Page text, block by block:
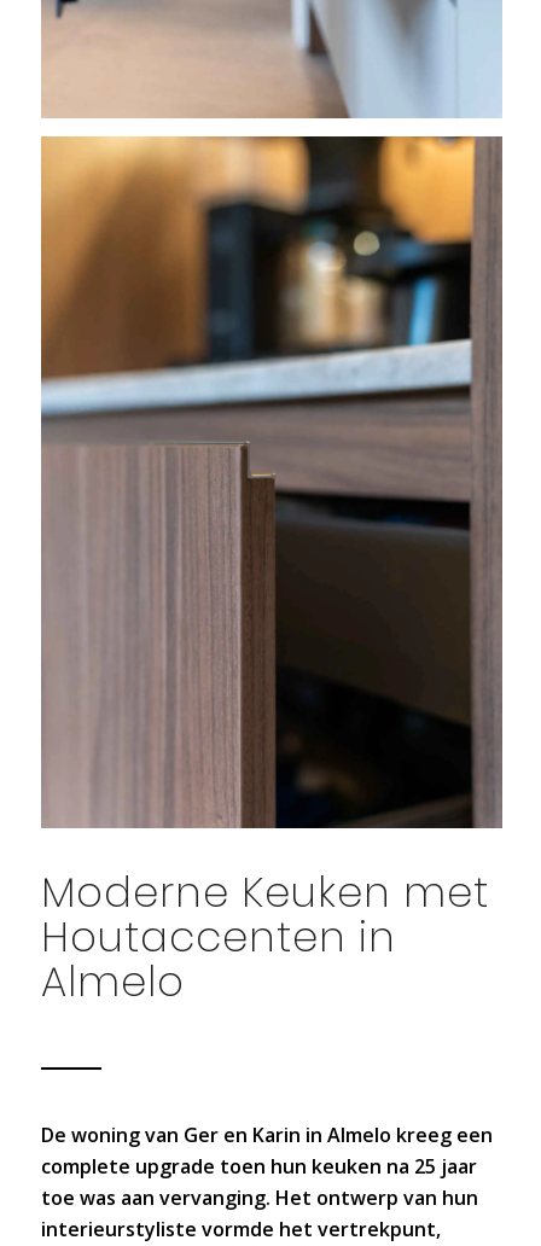
Moderne Keuken met
Houtaccenten in
Almelo
De woning van Ger en Karin in Almelo kreeg een
complete upgrade toen hun keuken na 25 jaar
toe was aan vervanging. Het ontwerp van hun
interieurstyliste vormde het vertrekpunt,